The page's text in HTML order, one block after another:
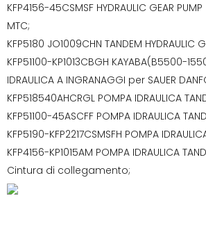
KFP4156-45CSMSF HYDRAULIC GEAR
MTC;
KFP5180 JO1009CHN TANDEM HYDRAULIC
KFP51100-KP1013CBGH KAYABA(B5500-
IDRAULICA A INGRANAGGI per SAUER
KFP518540AHCRGL POMPA IDRAULICA
KFP51100-45ASCFF POMPA IDRAULICA
KFP5190-KFP2217CSMSFH POMPA
KFP4156-KP1015AM POMPA IDRAULICA
Cintura di collegamento;